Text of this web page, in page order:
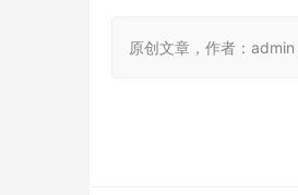
原创文章，作者：